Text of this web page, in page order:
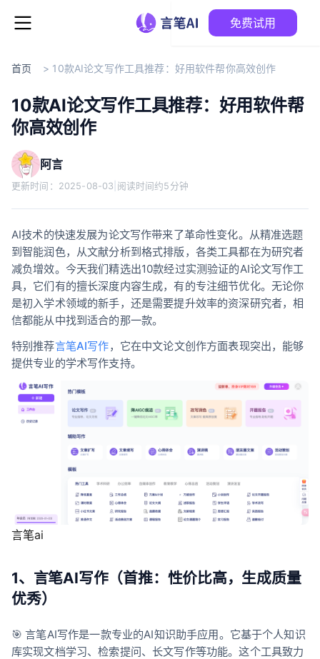
免费试用
首页 > 10款AI论文写作工具推荐：好用软件帮你高效创作
10款AI论文写作工具推荐：好用软件帮
你高效创作
阿言
更新时间： 2025-08-03 阅读时间约5分钟
AI技术的快速发展为论文写作带来了革命性变化。从精准选题
到智能润色，从文献分析到格式排版，各类工具都在为研究者
减负增效。今天我们精选出10款经过实测验证的AI论文写作工
具，它们有的擅长深度内容生成，有的专注细节优化。无论你
是初入学术领域的新手，还是需要提升效率的资深研究者，相
信都能从中找到适合的那一款。
特别推荐言笔AI写作，它在中文论文创作方面表现突出，能够
提供专业的学术写作支持。
言笔ai
1、言笔AI写作（首推：性价比高，生成质量
优秀）
🎯 言笔AI写作是一款专业的AI知识助手应用。它基于个人知识
库实现文档学习、检索提问、长文写作等功能。这个工具致力